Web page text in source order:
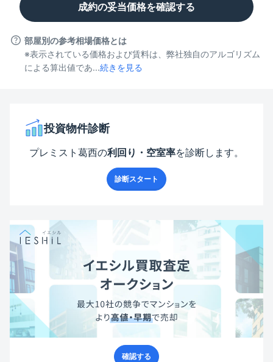
成約の妥当価格を確認する
部屋別の参考相場価格とは
※表示されている価格および賃料は、弊社独自のアルゴリズム
による算出値であ...続きを見る
投資物件診断
プレミスト葛西の利回り・空室率を診断します。
診断スタート
確認する